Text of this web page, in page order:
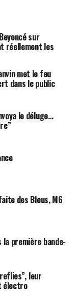
sur
réellement les
met le feu
dans le public
le déluge…
des Bleus, M6
la première bande-
leur
électro